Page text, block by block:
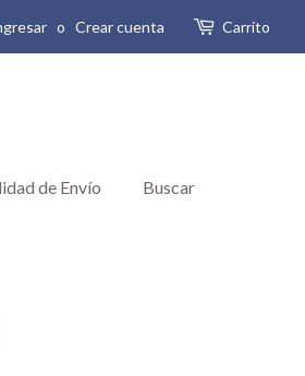
o Crear cuenta Carrito
de Envío Buscar